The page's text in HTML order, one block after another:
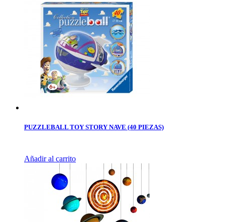
PUZZLEBALL TOY STORY NAVE (40 PIEZAS)
Añadir al carrito